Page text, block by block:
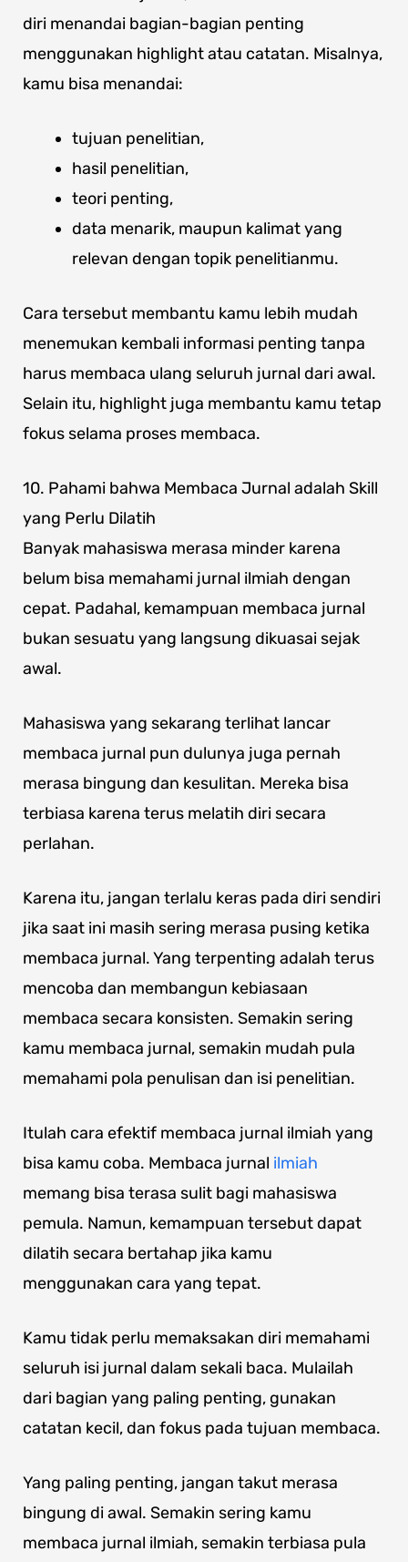
diri menandai bagian-bagian penting
menggunakan highlight atau catatan. Misalnya,
kamu bisa menandai:
tujuan penelitian,
hasil penelitian,
teori penting,
data menarik, maupun kalimat yang
relevan dengan topik penelitianmu.
Cara tersebut membantu kamu lebih mudah
menemukan kembali informasi penting tanpa
harus membaca ulang seluruh jurnal dari awal.
Selain itu, highlight juga membantu kamu tetap
fokus selama proses membaca.
10. Pahami bahwa Membaca Jurnal adalah Skill
yang Perlu Dilatih
Banyak mahasiswa merasa minder karena
belum bisa memahami jurnal ilmiah dengan
cepat. Padahal, kemampuan membaca jurnal
bukan sesuatu yang langsung dikuasai sejak
awal.
Mahasiswa yang sekarang terlihat lancar
membaca jurnal pun dulunya juga pernah
merasa bingung dan kesulitan. Mereka bisa
terbiasa karena terus melatih diri secara
perlahan.
Karena itu, jangan terlalu keras pada diri sendiri
jika saat ini masih sering merasa pusing ketika
membaca jurnal. Yang terpenting adalah terus
mencoba dan membangun kebiasaan
membaca secara konsisten. Semakin sering
kamu membaca jurnal, semakin mudah pula
memahami pola penulisan dan isi penelitian.
Itulah cara efektif membaca jurnal ilmiah yang
bisa kamu coba. Membaca jurnal ilmiah
memang bisa terasa sulit bagi mahasiswa
pemula. Namun, kemampuan tersebut dapat
dilatih secara bertahap jika kamu
menggunakan cara yang tepat.
Kamu tidak perlu memaksakan diri memahami
seluruh isi jurnal dalam sekali baca. Mulailah
dari bagian yang paling penting, gunakan
catatan kecil, dan fokus pada tujuan membaca.
Yang paling penting, jangan takut merasa
bingung di awal. Semakin sering kamu
membaca jurnal ilmiah, semakin terbiasa pula